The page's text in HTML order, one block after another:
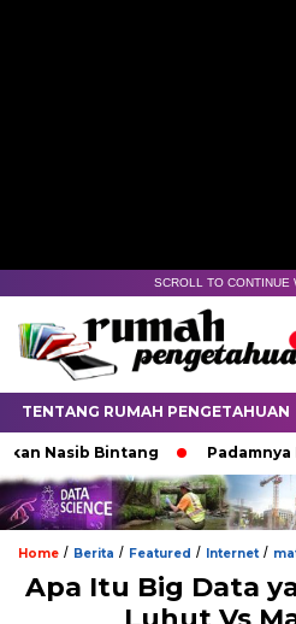
SCROLL TO CONTINUE
TENTANG RUMAH PENGETAHUAN
Bintang Padamnya
Home / Berita / Featured / Internet/
Apa Itu Big Data